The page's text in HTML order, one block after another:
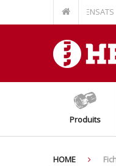
À CONDENSATS
Produits
HOME